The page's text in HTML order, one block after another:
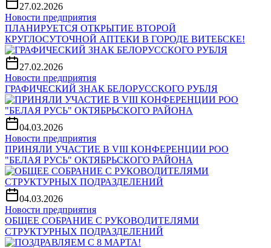
27.02.2026
Новости предприятия
ПЛАНИРУЕТСЯ ОТКРЫТИЕ ВТОРОЙ
КРУГЛОСУТОЧНОЙ АПТЕКИ В ГОРОДЕ ВИТЕБСКЕ!
27.02.2026
Новости предприятия
ГРАФИЧЕСКИЙ ЗНАК БЕЛОРУССКОГО РУБЛЯ
04.03.2026
Новости предприятия
ПРИНЯЛИ УЧАСТИЕ В VIII КОНФЕРЕНЦИИ РОО
"БЕЛАЯ РУСЬ" ОКТЯБРЬСКОГО РАЙОНА
04.03.2026
Новости предприятия
ОБЩЕЕ СОБРАНИЕ С РУКОВОДИТЕЛЯМИ
СТРУКТУРНЫХ ПОДРАЗДЕЛЕНИЙ